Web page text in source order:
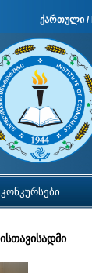
ქართული/
კონკურსები